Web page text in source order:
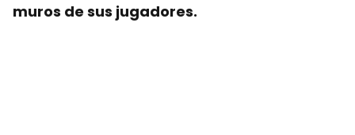
muros de sus jugadores.